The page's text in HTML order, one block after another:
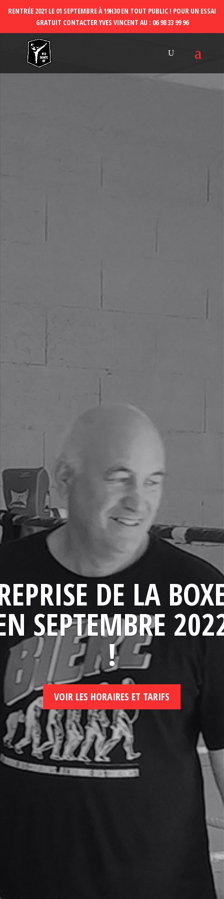
DE LA
SEPTEMBRE
!
VOIR LES HORAIRES ET TARIFS